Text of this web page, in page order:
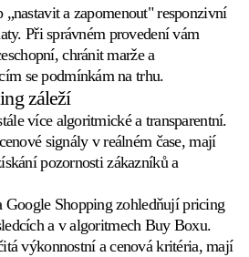
a zapomenout" responzivní
Při správném provedení vám
chránit marže a
se podmínkám na trhu.
záleží
více algoritmické a transparentní.
signály v reálném čase, mají
pozornosti zákazníků a
Google Shopping zohledňují pricing
a v algoritmech Buy Boxu.
výkonnostní a cenová kritéria, mají